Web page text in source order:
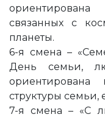
связанных с
планеты.
6-я смена –
День семьи,
ориентирована
структуры
7-я смена – «С